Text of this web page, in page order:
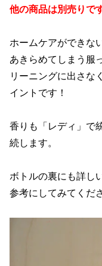
他の商品は別売りです
ホームケアができな
あきらめてしまう服
リーニングに出さな
イントです！
香りも「レディ」で
続します。
ボトルの裏にも詳し
参考にしてみてくだ